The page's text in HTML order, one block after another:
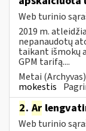
Web turinio
2019 m.
nepanaudotų
taikant išmokų
GPM tarifą....
Metai
mokestis
2. Ar
Web turinio